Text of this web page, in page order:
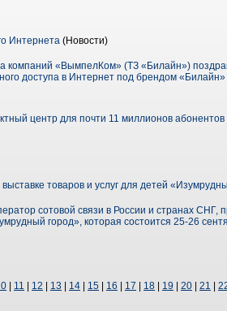
Интернета (Новости)
компаний «ВымпелКом» (ТЗ «Билайн»)
доступа в Интернет под брендом
центр для почти 11 миллионов
товаров и услуг для детей
сотовой связи в России и странах СНГ,
город», которая состоится 25-26
11 12 13 14 15 16 17 18 19 20 21